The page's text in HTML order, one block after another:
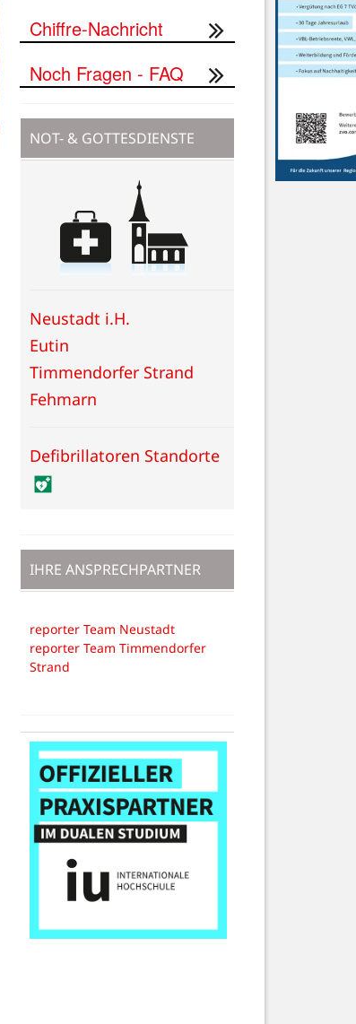
Chiffre-Nachricht
Noch Fragen - FAQ
NOT- & GOTTESDIENSTE
Neustadt i.H.
Eutin
Timmendorfer Strand
Fehmarn
Defibrillatoren Standorte
IHRE ANSPRECHPARTNER
reporter Team Neustadt
reporter Team Timmendorfer
Strand